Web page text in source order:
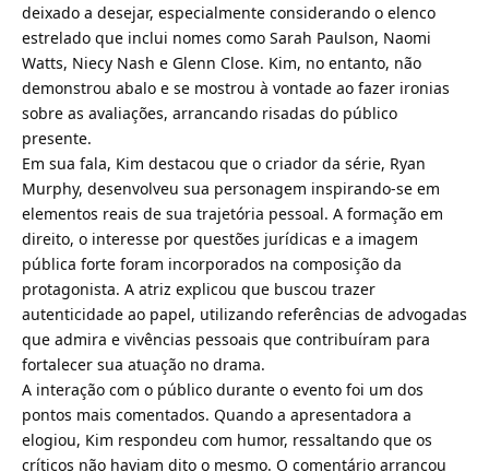
deixado a desejar, especialmente considerando o elenco
estrelado que inclui nomes como Sarah Paulson, Naomi
Watts, Niecy Nash e Glenn Close. Kim, no entanto, não
demonstrou abalo e se mostrou à vontade ao fazer ironias
sobre as avaliações, arrancando risadas do público
presente.
Em sua fala, Kim destacou que o criador da série, Ryan
Murphy, desenvolveu sua personagem inspirando-se em
elementos reais de sua trajetória pessoal. A formação em
direito, o interesse por questões jurídicas e a imagem
pública forte foram incorporados na composição da
protagonista. A atriz explicou que buscou trazer
autenticidade ao papel, utilizando referências de advogadas
que admira e vivências pessoais que contribuíram para
fortalecer sua atuação no drama.
A interação com o público durante o evento foi um dos
pontos mais comentados. Quando a apresentadora a
elogiou, Kim respondeu com humor, ressaltando que os
críticos não haviam dito o mesmo. O comentário arrancou